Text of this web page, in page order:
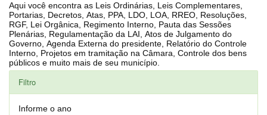
Aqui você encontra as Leis Ordinárias, Leis Complementares,
Portarias, Decretos, Atas, PPA, LDO, LOA, RREO, Resoluções,
RGF, Lei Orgânica, Regimento Interno, Pauta das Sessões
Plenárias, Regulamentação da LAI, Atos de Julgamento do
Governo, Agenda Externa do presidente, Relatório do Controle
Interno, Projetos em tramitação na Câmara, Controle dos bens
públicos e muito mais de seu município.
Filtro
Informe o ano